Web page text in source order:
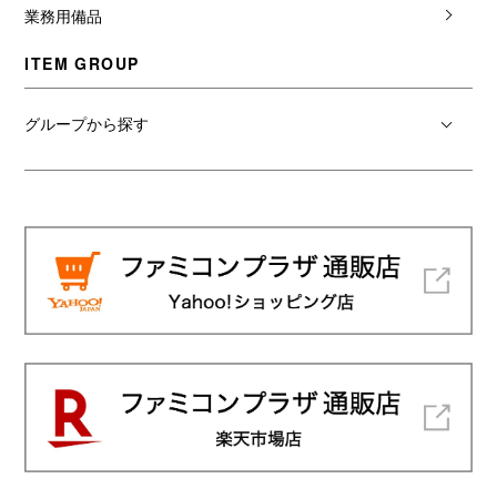
業務用備品
ITEM GROUP
グループから探す